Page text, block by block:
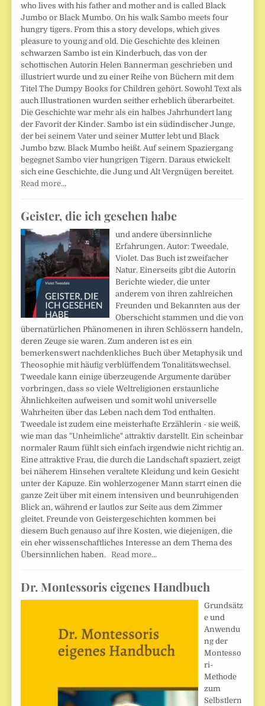
who lives with his father and mother and is called Black
Jumbo or Black Mumbo. On his walk Sambo meets four
hungry tigers. From this a story develops, which gives
pleasure to young and old. Die Geschichte des kleinen
schwarzen Sambo ist ein Kinderbuch, das von der
schottischen Autorin Helen Bannerman geschrieben und
illustriert wurde und zu einer Reihe von Büchern mit dem
Titel The Dumpy Books for Children gehört. Sowohl Text als
auch Illustrationen wurden seither erheblich überarbeitet.
Die Geschichte war mehr als ein halbes Jahrhundert lang
der Favorit der Kinder. Sambo ist ein südindischer Junge,
der bei seinem Vater und seiner Mutter lebt und Black
Jumbo bzw. Black Mumbo heißt. Auf seinem Spaziergang
begegnet Sambo vier hungrigen Tigern. Daraus etwickelt
sich eine Geschichte, die Jung und Alt Vergnügen bereitet.
Read more…
Geister, die ich gesehen habe
und andere übersinnliche
Erfahrungen. Autor: Tweedale,
Violet. Das Buch ist zweifacher
Natur. Einerseits gibt die Autorin
Berichte wieder, die unter
anderem von ihren zahlreichen
Freunden und Bekannten aus der
Oberschicht stammen und die von
übernatürlichen Phänomenen in ihren Schlössern handeln,
deren Zeuge sie waren. Zum anderen ist es ein
bemerkenswert nachdenkliches Buch über Metaphysik und
Theosophie mit häufig verblüffendem Tonalitätswechsel.
Tweedale kann einige überzeugende Argumente darüber
vorbringen, dass so viele Weltreligionen erstaunliche
Ähnlichkeiten aufweisen und somit wohl universelle
Wahrheiten über das Leben nach dem Tod enthalten.
Tweedale ist zudem eine meisterhafte Erzählerin - sie weiß,
wie man das "Unheimliche" attraktiv darstellt. Ein scheinbar
normaler Raum fühlt sich einfach irgendwie nicht richtig an.
Eine attraktive Frau, die durch die Landschaft spaziert, zeigt
bei näherem Hinsehen veraltete Kleidung und kein Gesicht
unter der Kapuze. Ein wohlerzogener Mann starrt einen die
ganze Zeit über mit einem intensiven und beunruhigenden
Blick an, während er lautlos zur Seite aus dem Zimmer
gleitet. Freunde von Geistergeschichten kommen bei
diesem Buch genauso auf ihre Kosten, wie diejenigen, die
ein eher wissenschaftliches Interesse an dem Thema des
Übersinnlichen haben.Read more…
Dr. Montessoris eigenes Handbuch
Grundsätz
e und
Anwendu
ng der
Montesso
ri-
Methode
zum
Selbstlern